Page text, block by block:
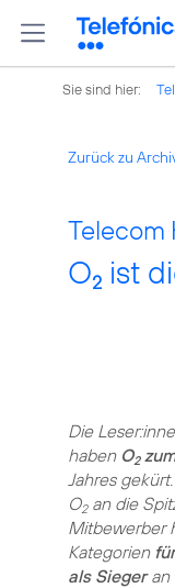
Sie sind hier:
Zurück zu
Telecom
O2 ist
Die
haben O2
Jahres
O2an die
Mitbewerber
Kategorien
als Siegeran